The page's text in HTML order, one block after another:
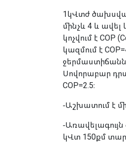
1կՎտժ
մինչև 4 և ավել
կոչվում է COP
կազմում է
Սովորաբար
COP=2.5։
-Աշխատում է
-Առավելագույն
կՎտ 150քմ